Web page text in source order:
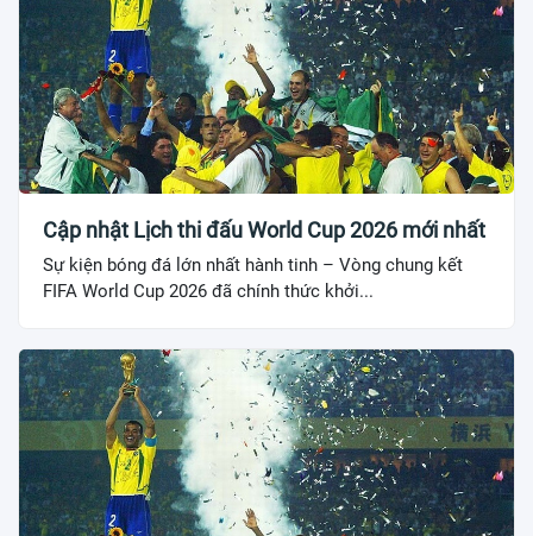
Cập nhật Lịch thi đấu World Cup 2026 mới nhất
Sự kiện bóng đá lớn nhất hành tinh – Vòng chung kết
FIFA World Cup 2026 đã chính thức khởi...